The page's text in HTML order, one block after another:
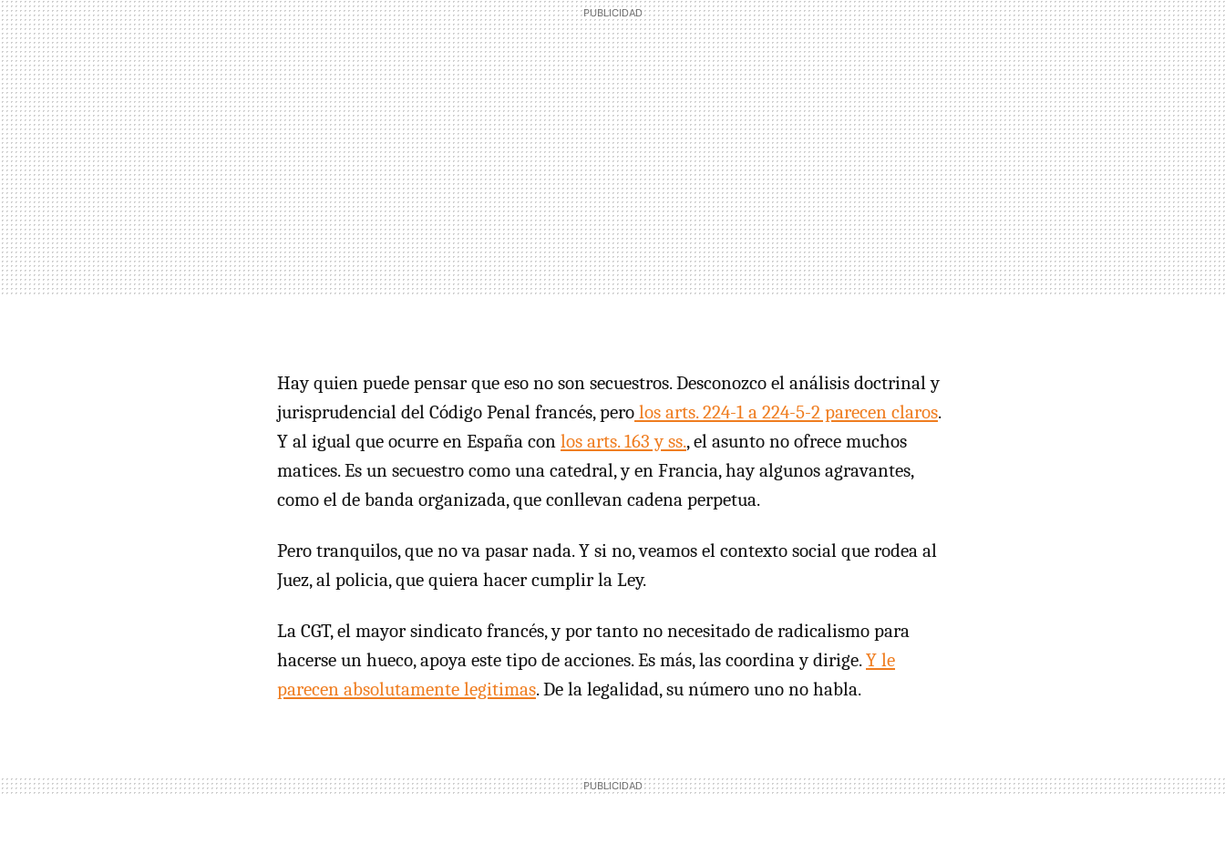
Hay quien puede pensar que eso no son secuestros. Desconozco el análisis doctrinal y
jurisprudencial del Código Penal francés, pero los arts. 224-1 a 224-5-2 parecen claros.
Y al igual que ocurre en España con los arts. 163 y ss., el asunto no ofrece muchos
matices. Es un secuestro como una catedral, y en Francia, hay algunos agravantes,
como el de banda organizada, que conllevan cadena perpetua.
Pero tranquilos, que no va pasar nada. Y si no, veamos el contexto social que rodea al
Juez, al policia, que quiera hacer cumplir la Ley.
La CGT, el mayor sindicato francés, y por tanto no necesitado de radicalismo para
hacerse un hueco, apoya este tipo de acciones. Es más, las coordina y dirige.Y le
parecen absolutamente legitimas. De la legalidad, su número uno no habla.